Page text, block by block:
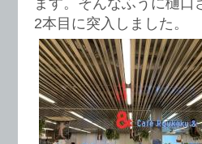
2本目に突入しました。